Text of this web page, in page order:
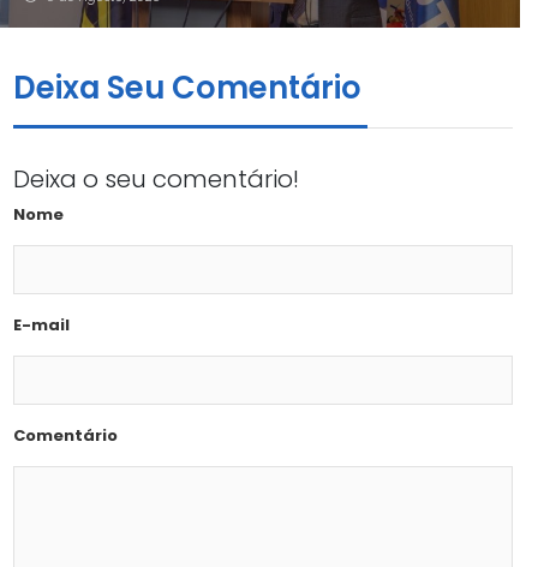
Deixa Seu Comentário
Deixa o seu comentário!
Nome
E-mail
Comentário